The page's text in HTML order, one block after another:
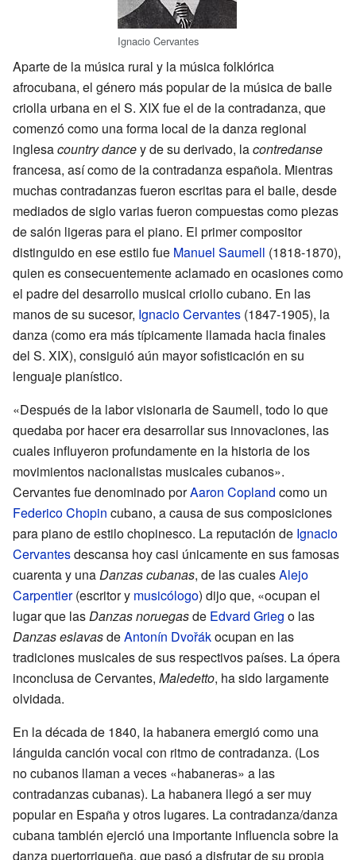
Ignacio Cervantes
Aparte de la música rural y la música folklórica
afrocubana, el género más popular de la música de baile
criolla urbana en el S. XIX fue el de la contradanza, que
comenzó como una forma local de la danza regional
inglesacountry dancey de su derivado, lacontredanse
francesa, así como de la contradanza española. Mientras
muchas contradanzas fueron escritas para el baile, desde
mediados de siglo varias fueron compuestas como piezas
de salón ligeras para el piano. El primer compositor
distinguido en ese estilo fue Manuel Saumell (1818-1870),
quien es consecuentemente aclamado en ocasiones como
el padre del desarrollo musical criollo cubano. En las
manos de su sucesor, Ignacio Cervantes (1847-1905), la
danza (como era más típicamente llamada hacia finales
del S. XIX), consiguió aún mayor sofisticación en su
lenguaje pianístico.
«Después de la labor visionaria de Saumell, todo lo que
quedaba por hacer era desarrollar sus innovaciones, las
cuales influyeron profundamente en la historia de los
movimientos nacionalistas musicales cubanos».
Cervantes fue denominado porAaron Copland como un
Federico Chopin cubano, a causa de sus composiciones
para piano de estilo chopinesco. La reputación de Ignacio
Cervantesdescansa hoy casi únicamente en sus famosas
cuarenta y unaDanzas cubanas, de las cualesAlejo
Carpentier(escritor y musicólogo) dijo que, «ocupan el
lugar que lasDanzas noruegasde Edvard Grieg o las
Danzas eslavasdeAntonín Dvořákocupan en las
tradiciones musicales de sus respectivos países. La ópera
inconclusa de Cervantes, Maledetto, ha sido largamente
olvidada.
En la década de 1840, la habanera emergió como una
lánguida canción vocal con ritmo de contradanza. (Los
no cubanos llaman a veces «habaneras» a las
contradanzas cubanas). La habanera llegó a ser muy
popular en España y otros lugares. La contradanza/danza
cubana también ejerció una importante influencia sobre la
danza puertorriqueña, que pasó a disfrutar de su propia